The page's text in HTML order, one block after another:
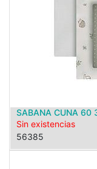
SABANA CUNA 60
Sin existencias
56385